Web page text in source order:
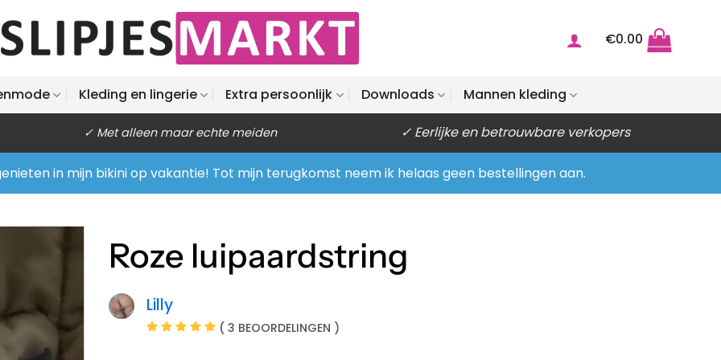
€0.00
Kleding en lingerie Extra persoonlijk Downloads Mannen kleding
✓ Met alleen maar echte meiden ✓ Eerlijke en betrouwbare verkopers
in mijn bikini op vakantie! Tot mijn terugkomst neem ik helaas geen bestellingen aan.
Roze luipaardstring
Lilly
( 3 BEOORDELINGEN )